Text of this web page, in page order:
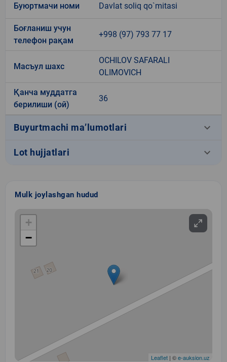
Буюртмачи номи Davlat soliq qo`mitasi
Боғланиш учун
телефон рақам
+998 (97) 793 77 17
Масъул шахс
OCHILOV SAFARALI
OLIMOVICH
Қанча муддатга
берилиши (ой)
36
Buyurtmachi ma’lumotlari keyboard_arrow_down
Lot hujjatlari keyboard_arrow_down
Mulk joylashgan hudud
+
−
Leaflet | ©e-auksion.uz